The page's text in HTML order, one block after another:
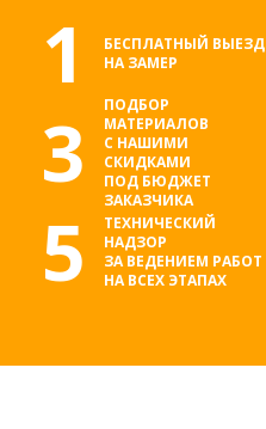
1
БЕСПЛАТНЫЙ ВЫЕЗД
НА ЗАМЕР
3
ПОДБОР
МАТЕРИАЛОВ
С НАШИМИ
СКИДКАМИ
ПОД БЮДЖЕТ
ЗАКАЗЧИКА
5
ТЕХНИЧЕСКИЙ
НАДЗОР
ЗА ВЕДЕНИЕМ РАБОТ
НА ВСЕХ ЭТАПАХ